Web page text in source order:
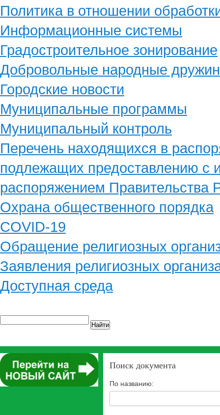
Политика в отношении
Информационные системы
Градостроительное зонирование
Добровольные народные
Городские новости
Муниципальные программы
Муниципальный контроль
Перечень находящихся в
подлежащих предоставлению с
распоряжением
Охрана общественного порядка
COVID-19
Обращение религиозных
Заявления религиозных
Доступная среда
Найти
Поиск документа
По названию: